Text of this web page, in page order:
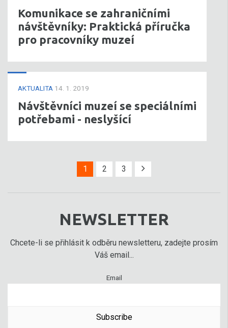
Komunikace se zahraničními
návštěvníky: Praktická příručka
pro pracovníky muzeí
AKTUALITA 14. 1. 2019
Návštěvníci muzeí se speciálními
potřebami - neslyšící
1 2 3
NEWSLETTER
Chcete-li se přihlásit k odběru newsletteru, zadejte prosím
Váš email...
Email
Subscribe